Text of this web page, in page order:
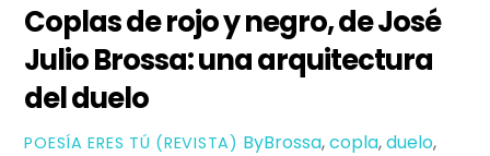
Coplas de rojo y negro, de José
Julio Brossa: una arquitectura
del duelo
POESÍ­A ERES TÚ (REVISTA) ByBrossa,copla,duelo,